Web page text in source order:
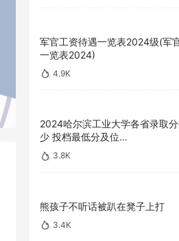
军官工资待遇一览表2024级(军
一览表2024)
4.9K
2024哈尔滨工业大学各省录取
少 投档最低分及位…
3.8K
熊孩子不听话被趴在凳子上打
3.4K